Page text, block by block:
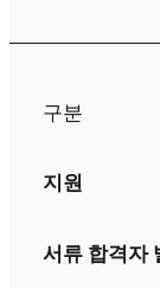
구분
지원
서류 합격자